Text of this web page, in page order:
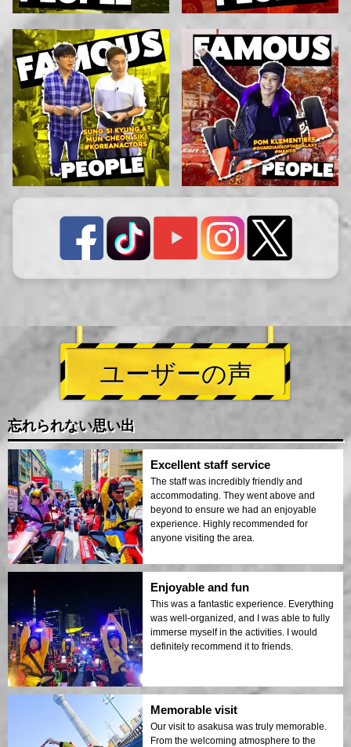
ユーザーの声
忘れられない思い出
Excellent staff service
The staff was incredibly friendly and
accommodating. They went above and
beyond to ensure we had an enjoyable
experience. Highly recommended for
anyone visiting the area.
Enjoyable and fun
This was a fantastic experience. Everything
was well-organized, and I was able to fully
immerse myself in the activities. I would
definitely recommend it to friends.
Memorable visit
Our visit to asakusa was truly memorable.
From the welcoming atmosphere to the